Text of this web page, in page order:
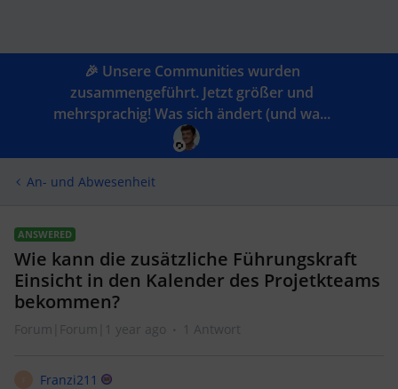
🎉 Unsere Communities wurden
zusammengeführt. Jetzt größer und
mehrsprachig! Was sich ändert (und wa...
An- und Abwesenheit
ANSWERED
Wie kann die zusätzliche Führungskraft
Einsicht in den Kalender des Projetkteams
bekommen?
Forum|Forum|1 year ago 1 Antwort
Franzi211